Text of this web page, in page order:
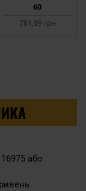
60
781,59 грн
або